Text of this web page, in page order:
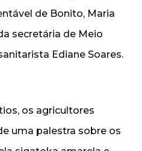
de Bonito, Maria
secretária de Meio
Ediane Soares.
os agricultores
uma palestra sobre os